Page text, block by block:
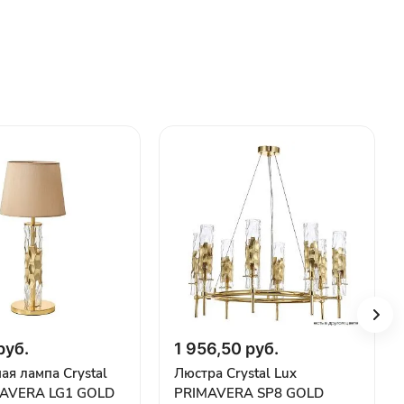
лампа Crystal
LG1 GOLD
1 956,50 руб.
Люстра Crystal Lux
PRIMAVERA SP8 GOLD